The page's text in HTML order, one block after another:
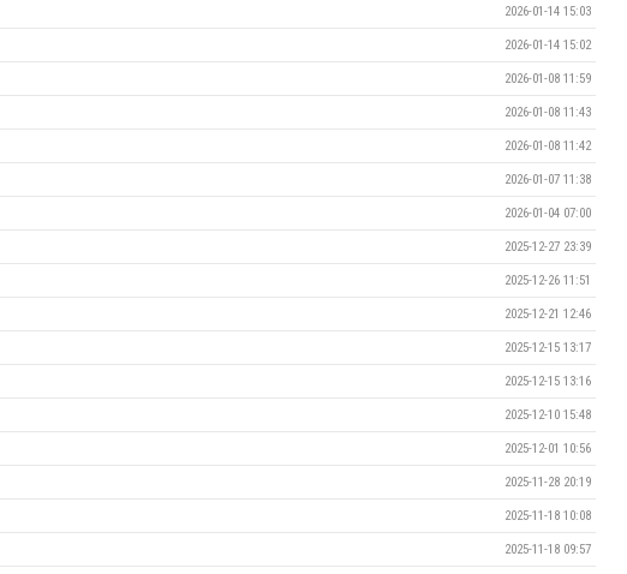
2026-01-14 15:03
2026-01-14 15:02
2026-01-08 11:59
2026-01-08 11:43
2026-01-08 11:42
2026-01-07 11:38
2026-01-04 07:00
2025-12-27 23:39
2025-12-26 11:51
2025-12-21 12:46
2025-12-15 13:17
2025-12-15 13:16
2025-12-10 15:48
2025-12-01 10:56
2025-11-28 20:19
2025-11-18 10:08
2025-11-18 09:57